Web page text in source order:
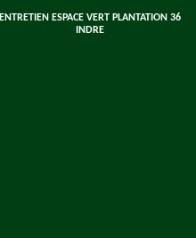
ENTRETIEN ESPACE VERT PLANTATION 36
INDRE